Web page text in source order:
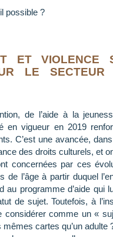
possible ?
ET VIOLENCE
LE
de l’aide à la
en vigueur en 2019
C’est une avancée,
des droits culturels, et
concernées par ces
de l’âge à partir duquel
au programme d’aide qui
de sujet. Toutefois, à
considérer comme un «
mêmes cartes qu’un adulte